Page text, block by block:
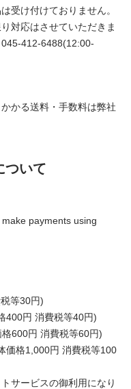
受け付けておりません。
対応はさせていただきま
412-6488(12:00-
かる送料・手数料は弊社
ついて
payments using
等30円)
400円 消費税等40円)
600円 消費税等60円)
価格1,000円 消費税等100
サービスの御利用になり